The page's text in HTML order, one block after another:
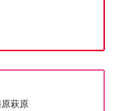
萩原